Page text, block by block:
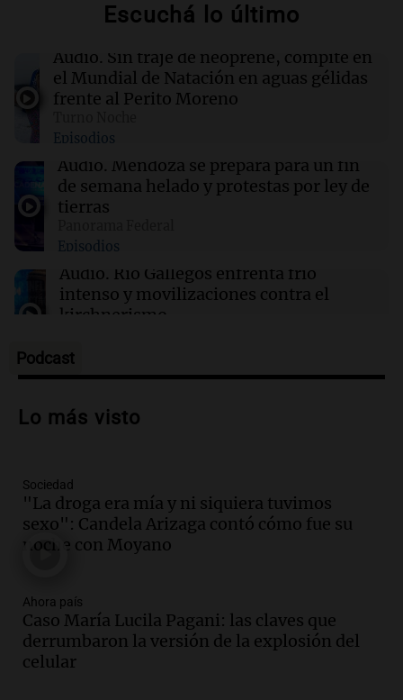
04:00 Deportes
Polémica en el running: bloquean a
corredores que no paguen inscripción y donan
a hospitales
03:32 Mundo
Rescate invernal en la Antártida: un
estadounidense trasladado a hospital en
Nueva Zelanda
03:15 Recetas
Descubre los dulces más emblemáticos de las
Rías Baixas en Galicia
Escuchá lo último
Audio. Sin traje de neoprene, compite en
el Mundial de Natación en aguas gélidas
frente al Perito Moreno
Episodios
Audio. Mendoza se prepara para un fin
de semana helado y protestas por ley de
tierras
Episodios
Audio. Río Gallegos enfrenta frío
intenso y movilizaciones contra el
kirchnerismo
Episodios
Audio.Debate en el Senado sobre
la soberanía digital en Argentina
Audio.
de semana helado y ciudadanos
marchan contra reforma de tierras
Panorama Federal
Audio.
El "Mono" de Kapanga
adelantó su show en Rosario.
Viva la Radio Rosario
Episodios
Podcast
Lo más visto
Sociedad
"La droga era mía y ni siquiera tuvimos
sexo": Candela Arizaga contó cómo fue su
noche con Moyano
Ahora país
Caso María Lucila Pagani: las claves que
derrumbaron la versión de la explosión del
celular